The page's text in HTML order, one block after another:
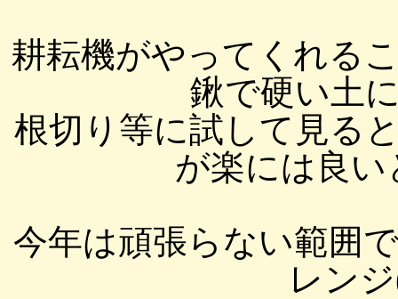
耕耘機がやってくれる
鍬で硬い土
根切り等に試して見る
が楽には良
今年は頑張らない範囲
レン